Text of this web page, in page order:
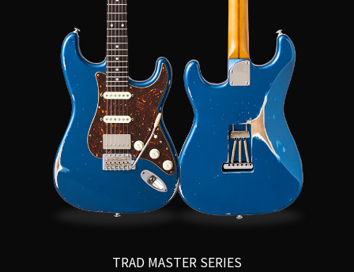
TRAD MASTER SERIES